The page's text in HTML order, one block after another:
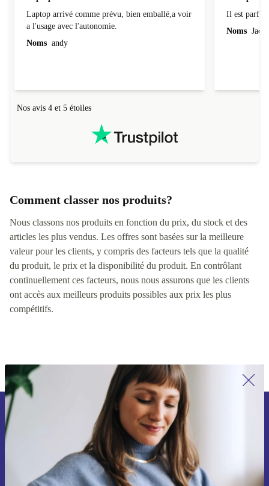
Laptop
Laptop arrivé comme prévu, bien emballé,a voir
a l'usage avec l'autonomie.
Il est
Il est parfait
Comment classer nos produits?
Nous classons nos produits en fonction du prix, du stock et des
articles les plus vendus. Les offres sont basées sur la meilleure
valeur pour les clients, y compris des facteurs tels que la qualité
du produit, le prix et la disponibilité du produit. En contrôlant
continuellement ces facteurs, nous nous assurons que les clients
ont accès aux meilleurs produits possibles aux prix les plus
Inscrivez-vous à notre newsletter pour
la première fois et économisez 15 € !
Ne manquez plus aucune offre.